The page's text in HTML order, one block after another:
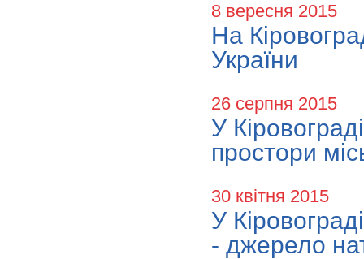
8 вересня 2015
На
України
26 серпня 2015
У
простори
30 квітня 2015
У
- джерело